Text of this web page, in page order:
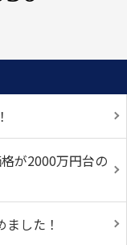
が2000万円台の
した！